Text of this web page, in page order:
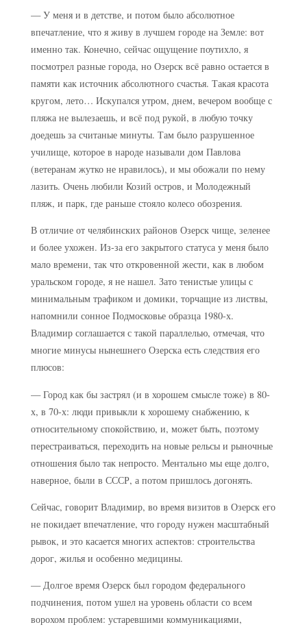
— У меня и в детстве, и потом было абсолютное
впечатление, что я живу в лучшем городе на Земле: вот
именно так. Конечно, сейчас ощущение поутихло, я
посмотрел разные города, но Озерск всё равно остается в
памяти как источник абсолютного счастья. Такая красота
кругом, лето… Искупался утром, днем, вечером вообще с
пляжа не вылезаешь, и всё под рукой, в любую точку
доедешь за считаные минуты. Там было разрушенное
училище, которое в народе называли дом Павлова
(ветеранам жутко не нравилось), и мы обожали по нему
лазить. Очень любили Козий остров, и Молодежный
пляж, и парк, где раньше стояло колесо обозрения.
В отличие от челябинских районов Озерск чище, зеленее
и более ухожен. Из-за его закрытого статуса у меня было
мало времени, так что откровенной жести, как в любом
уральском городе, я не нашел. Зато тенистые улицы с
минимальным трафиком и домики, торчащие из листвы,
напомнили сонное Подмосковье образца 1980-х.
Владимир соглашается с такой параллелью, отмечая, что
многие минусы нынешнего Озерска есть следствия его
плюсов:
— Город как бы застрял (и в хорошем смысле тоже) в 80-
х, в 70-х: люди привыкли к хорошему снабжению, к
относительному спокойствию, и, может быть, поэтому
перестраиваться, переходить на новые рельсы и рыночные
отношения было так непросто. Ментально мы еще долго,
наверное, были в СССР, а потом пришлось догонять.
Сейчас, говорит Владимир, во время визитов в Озерск его
не покидает впечатление, что городу нужен масштабный
рывок, и это касается многих аспектов: строительства
дорог, жилья и особенно медицины.
— Долгое время Озерск был городом федерального
подчинения, потом ушел на уровень области со всем
ворохом проблем: устаревшими коммуникациями,